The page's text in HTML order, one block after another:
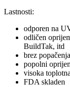
Lastnosti:
odporen na
odličen
BuildTak, itd
brez popačenja
popolni
visoka
FDA skladen